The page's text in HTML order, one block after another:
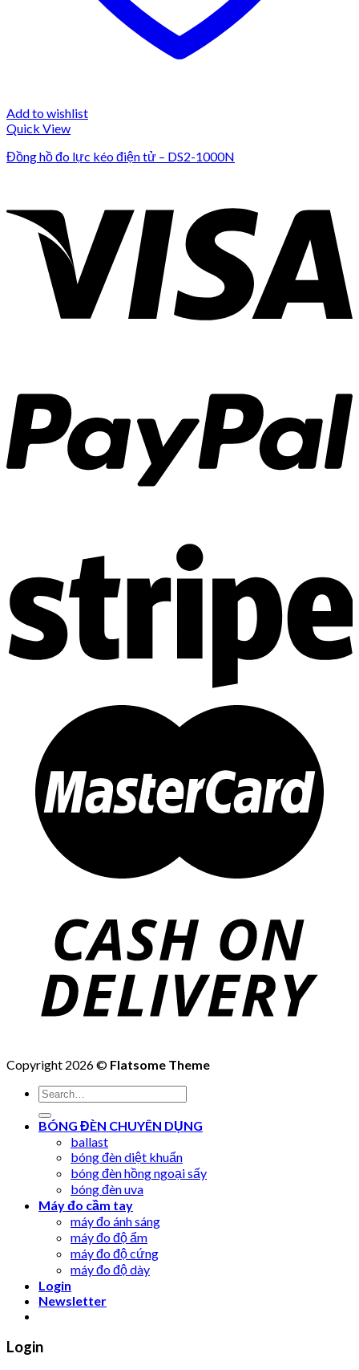
Add to wishlist
Quick View
Đồng hồ đo lực kéo điện tử – DS2-1000N
Copyright 2026 © Flatsome Theme
Search
for:
BÓNG ĐÈN CHUYÊN DỤNG
ballast
bóng đèn diệt khuẩn
bóng đèn hồng ngoại sấy
bóng đèn uva
Máy đo cầm tay
máy đo ánh sáng
máy đo độ ẩm
máy đo độ cứng
máy đo độ dày
Login
Newsletter
Login